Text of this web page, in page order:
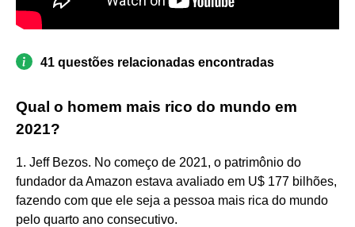
41 questões relacionadas encontradas
Qual o homem mais rico do mundo em
2021?
1. Jeff Bezos. No começo de 2021, o patrimônio do
fundador da Amazon estava avaliado em U$ 177 bilhões,
fazendo com que ele seja a pessoa mais rica do mundo
pelo quarto ano consecutivo.